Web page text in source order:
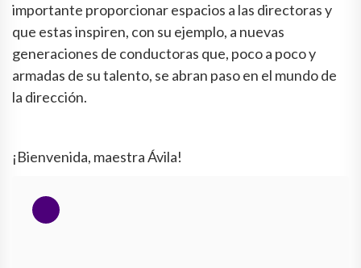
importante proporcionar espacios a las directoras y
que estas inspiren, con su ejemplo, a nuevas
generaciones de conductoras que, poco a poco y
armadas de su talento, se abran paso en el mundo de
la dirección.
¡Bienvenida, maestra Ávila!